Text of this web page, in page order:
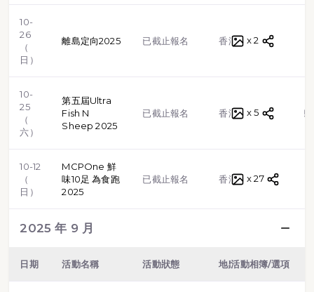
10-
26
（
日）
離島定向2025 已截止報名 香港 x 2
10-
25
（
六）
第五屆Ultra
Fish N
Sheep 2025
已截止報名 香港 越野跑
x 5
10-12
（
日）
MCPOne 鮮
味10足 為食跑
2025
已截止報名 香港 路跑
x 27
2025 年 9 月
日期 活動名稱 活動狀態 地點 類型
活動相簿/選項